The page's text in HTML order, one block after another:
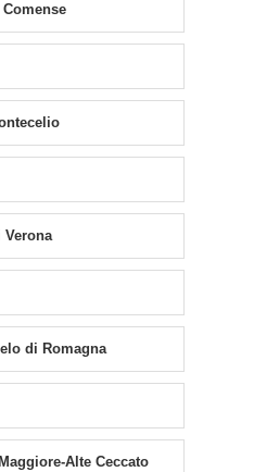
Verona
di Romagna
Alte Ceccato